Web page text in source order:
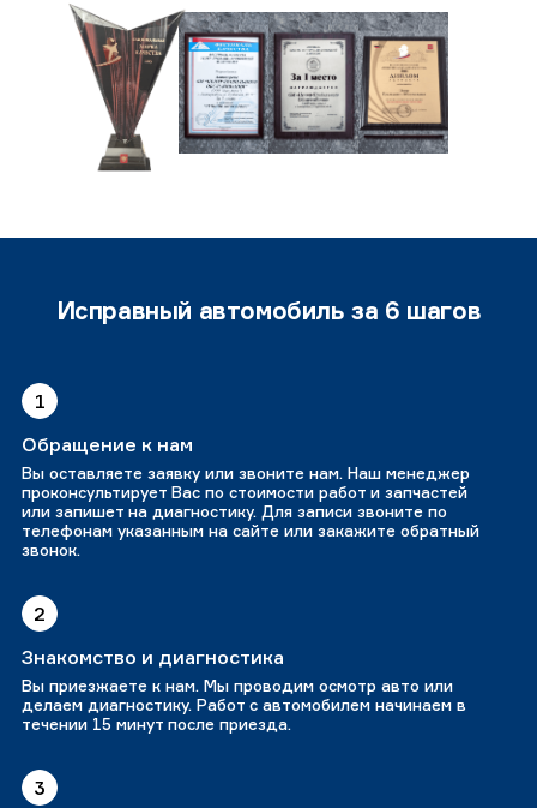
Исправный автомобиль за 6 шагов
1
Обращение к нам
Вы оставляете заявку или звоните нам. Наш менеджер
проконсультирует Вас по стоимости работ и запчастей
или запишет на диагностику. Для записи звоните по
телефонам указанным на сайте или закажите обратный
звонок.
2
Знакомство и диагностика
Вы приезжаете к нам. Мы проводим осмотр авто или
делаем диагностику. Работ с автомобилем начинаем в
течении 15 минут после приезда.
3